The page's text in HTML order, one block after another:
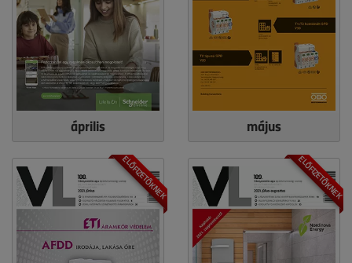
április május
ELŐFIZETŐKNEK ELŐFIZETŐKNEK